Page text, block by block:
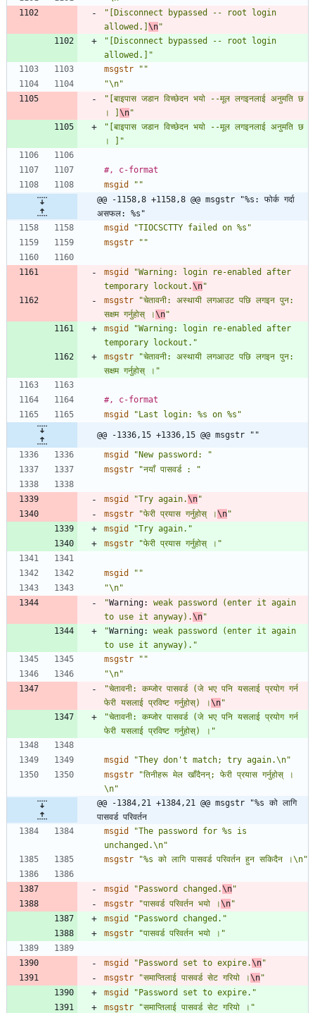
"[Disconnect bypassed -- root login
allowed.] \n"
"[Disconnect bypassed -- root login
allowed.]"
msgstr
""
"\n"
"[बाइपास जडान विच्छेदन भयो --मूल लगइनलाई अनुमति छ
। ] \n"
"[बाइपास जडान विच्छेदन भयो --मूल लगइनलाई अनुमति छ
। ]"
#, c-format
msgid
""
@@ -1158,8 +1158,8 @@ msgstr "%s: फोर्क गर्दा
असफल: %s"
msgid
"TIOCSCTTY failed on %s"
msgstr
""
msgid
"Warning: login re-enabled after
temporary lockout.\n"
msgstr
"चेतावनी: अस्थायी लगआउट पछि लगइन पुन:
सक्षम गर्नुहोस् ।\n"
msgid
"Warning: login re-enabled after
temporary lockout."
msgstr
"चेतावनी: अस्थायी लगआउट पछि लगइन पुन:
सक्षम गर्नुहोस् ।"
#, c-format
msgid
"Last login: %s on %s"
@@ -1336,15 +1336,15 @@ msgstr ""
msgid
"New password: "
msgstr
"नयाँ पासवर्ड : "
msgid "Try again.\n"
msgstr
"फेरी प्रयास गर्नुहोस् ।\n"
msgid
"Try again."
msgstr
"फेरी प्रयास गर्नुहोस् ।"
msgid
""
"\n"
"Warning:
weak password (enter it again
to use it anyway).\n"
"Warning:
weak password (enter it again
to use it anyway)."
msgstr
""
"\n"
"चेतावनी: कम्जोर पासवर्ड (जे भए पनि यसलाई प्रयोग गर्न
फेरी यसलाई प्रविष्ट गर्नुहोस्) ।\n"
"चेतावनी: कम्जोर पासवर्ड (जे भए पनि यसलाई प्रयोग गर्न
फेरी यसलाई प्रविष्ट गर्नुहोस्) ।"
msgid
"They don't match; try again.\n"
msgstr
"तिनीहरू मेल खाँदैनन्; फेरी प्रयास गर्नुहोस् ।
\n"
@@ -1384,21 +1384,21 @@ msgstr "%s को लागि
पासवर्ड परिवर्तन
msgid
"The password for %s is
unchanged.\n"
msgstr
"%s को लागि पासवर्ड परिवर्तन हुन सकिदैन ।\n"
msgid "Password changed.\n"
msgstr
"पासवर्ड परिवर्तन भयो ।\n"
msgid
"Password changed."
msgstr
"पासवर्ड परिवर्तन भयो ।"
msgid "Password set to expire.\n"
msgstr
"समाप्तिलाई पासवर्ड सेट गरियो ।\n"
msgid
"Password set to expire."
msgstr
"समाप्तिलाई पासवर्ड सेट गरियो ।"